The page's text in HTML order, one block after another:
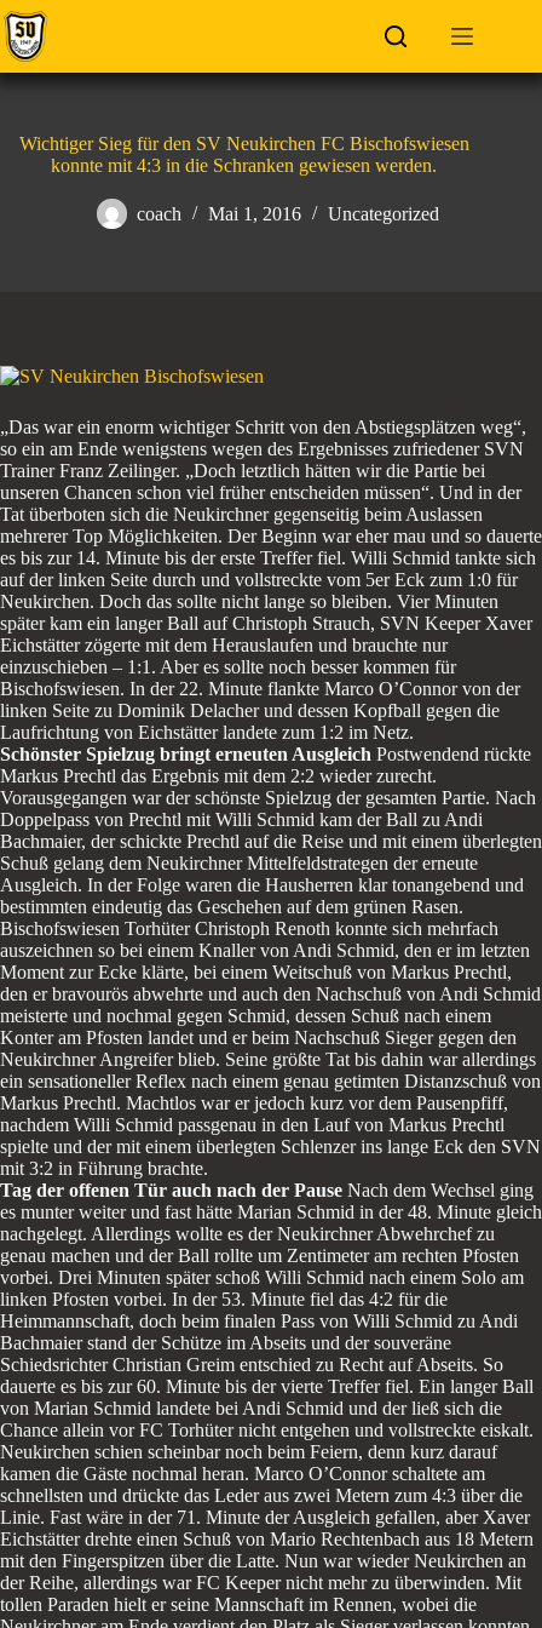
Zum
Inhalt
springen
Wichtiger Sieg für den SV Neukirchen FC Bischofswiesen
konnte mit 4:3 in die Schranken gewiesen werden.
coach Mai 1, 2016 Uncategorized
„Das war ein enorm wichtiger Schritt von den Abstiegsplätzen weg“,
so ein am Ende wenigstens wegen des Ergebnisses zufriedener SVN
Trainer Franz Zeilinger. „Doch letztlich hätten wir die Partie bei
unseren Chancen schon viel früher entscheiden müssen“. Und in der
Tat überboten sich die Neukirchner gegenseitig beim Auslassen
mehrerer Top Möglichkeiten. Der Beginn war eher mau und so dauerte
es bis zur 14. Minute bis der erste Treffer fiel. Willi Schmid tankte sich
auf der linken Seite durch und vollstreckte vom 5er Eck zum 1:0 für
Neukirchen. Doch das sollte nicht lange so bleiben. Vier Minuten
später kam ein langer Ball auf Christoph Strauch, SVN Keeper Xaver
Eichstätter zögerte mit dem Herauslaufen und brauchte nur
einzuschieben – 1:1. Aber es sollte noch besser kommen für
Bischofswiesen. In der 22. Minute flankte Marco O’Connor von der
linken Seite zu Dominik Delacher und dessen Kopfball gegen die
Laufrichtung von Eichstätter landete zum 1:2 im Netz.
Schönster Spielzug bringt erneuten Ausgleich Postwendend rückte
Markus Prechtl das Ergebnis mit dem 2:2 wieder zurecht.
Vorausgegangen war der schönste Spielzug der gesamten Partie. Nach
Doppelpass von Prechtl mit Willi Schmid kam der Ball zu Andi
Bachmaier, der schickte Prechtl auf die Reise und mit einem überlegten
Schuß gelang dem Neukirchner Mittelfeldstrategen der erneute
Ausgleich. In der Folge waren die Hausherren klar tonangebend und
bestimmten eindeutig das Geschehen auf dem grünen Rasen.
Bischofswiesen Torhüter Christoph Renoth konnte sich mehrfach
auszeichnen so bei einem Knaller von Andi Schmid, den er im letzten
Moment zur Ecke klärte, bei einem Weitschuß von Markus Prechtl,
den er bravourös abwehrte und auch den Nachschuß von Andi Schmid
meisterte und nochmal gegen Schmid, dessen Schuß nach einem
Konter am Pfosten landet und er beim Nachschuß Sieger gegen den
Neukirchner Angreifer blieb. Seine größte Tat bis dahin war allerdings
ein sensationeller Reflex nach einem genau getimten Distanzschuß von
Markus Prechtl. Machtlos war er jedoch kurz vor dem Pausenpfiff,
nachdem Willi Schmid passgenau in den Lauf von Markus Prechtl
spielte und der mit einem überlegten Schlenzer ins lange Eck den SVN
mit 3:2 in Führung brachte.
Tag der offenen Tür auch nach der Pause Nach dem Wechsel ging
es munter weiter und fast hätte Marian Schmid in der 48. Minute gleich
nachgelegt. Allerdings wollte es der Neukirchner Abwehrchef zu
genau machen und der Ball rollte um Zentimeter am rechten Pfosten
vorbei. Drei Minuten später schoß Willi Schmid nach einem Solo am
linken Pfosten vorbei. In der 53. Minute fiel das 4:2 für die
Heimmannschaft, doch beim finalen Pass von Willi Schmid zu Andi
Bachmaier stand der Schütze im Abseits und der souveräne
Schiedsrichter Christian Greim entschied zu Recht auf Abseits. So
dauerte es bis zur 60. Minute bis der vierte Treffer fiel. Ein langer Ball
von Marian Schmid landete bei Andi Schmid und der ließ sich die
Chance allein vor FC Torhüter nicht entgehen und vollstreckte eiskalt.
Neukirchen schien scheinbar noch beim Feiern, denn kurz darauf
kamen die Gäste nochmal heran. Marco O’Connor schaltete am
schnellsten und drückte das Leder aus zwei Metern zum 4:3 über die
Linie. Fast wäre in der 71. Minute der Ausgleich gefallen, aber Xaver
Eichstätter drehte einen Schuß von Mario Rechtenbach aus 18 Metern
mit den Fingerspitzen über die Latte. Nun war wieder Neukirchen an
der Reihe, allerdings war FC Keeper nicht mehr zu überwinden. Mit
tollen Paraden hielt er seine Mannschaft im Rennen, wobei die